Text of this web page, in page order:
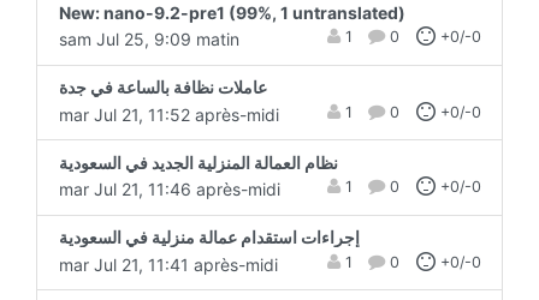
New: nano-9.2-pre1 (99%, 1 untranslated)
sam Jul 25, 9:09 matin
1 0 +0/-0
عاملات نظافة بالساعة في جدة
mar Jul 21, 11:52 après-midi
1 0 +0/-0
نظام العمالة المنزلية الجديد في السعودية
mar Jul 21, 11:46 après-midi
1 0 +0/-0
إجراءات استقدام عمالة منزلية في السعودية
mar Jul 21, 11:41 après-midi
1 0 +0/-0